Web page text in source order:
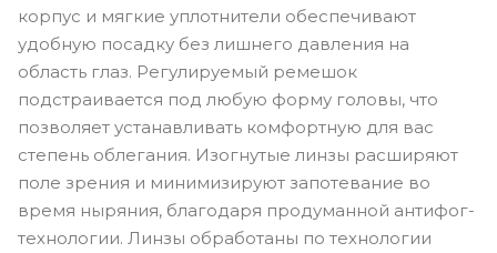
корпус и мягкие уплотнители обеспечивают
удобную посадку без лишнего давления на
область глаз. Регулируемый ремешок
подстраивается под любую форму головы, что
позволяет устанавливать комфортную для вас
степень облегания. Изогнутые линзы расширяют
поле зрения и минимизируют запотевание во
время ныряния, благодаря продуманной антифог-
технологии. Линзы обработаны по технологии